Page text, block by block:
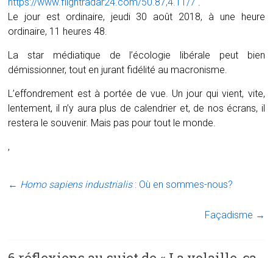
Le jour est ordinaire, jeudi 30 août 2018, à une heure
ordinaire, 11 heures 48.
La star médiatique de l’écologie libérale peut bien
démissionner, tout en jurant fidélité au macronisme.
L’effondrement est à portée de vue. Un jour qui vient, vite,
lentement, il n’y aura plus de calendrier et, de nos écrans, il
restera le souvenir. Mais pas pour tout le monde.
,
← Homo sapiens industrialis: Où en sommes-nous?
Façadisme →